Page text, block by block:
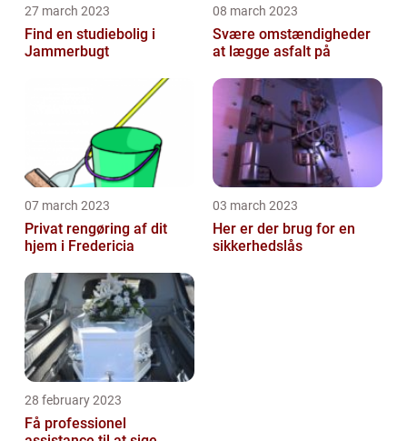
27 march 2023
Find en studiebolig i
Jammerbugt
08 march 2023
Svære omstændigheder
at lægge asfalt på
07 march 2023
Privat rengøring af dit
hjem i Fredericia
03 march 2023
Her er der brug for en
sikkerhedslås
28 february 2023
Få professionel